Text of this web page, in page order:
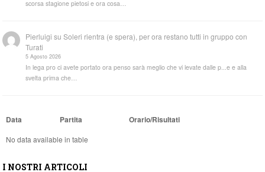
scorsa stagione pietosi e ora cosa…
Pierluigi suSoleri rientra (e spera), per ora restano tutti in gruppo con
Turati
5 Agosto 2026
In lega pro ci avete portato ora penso sarà meglio che vi levate dalle p...e e alla
svelta prima che…
Data Partita Orario/Risultati
No data available in table
I NOSTRI ARTICOLI